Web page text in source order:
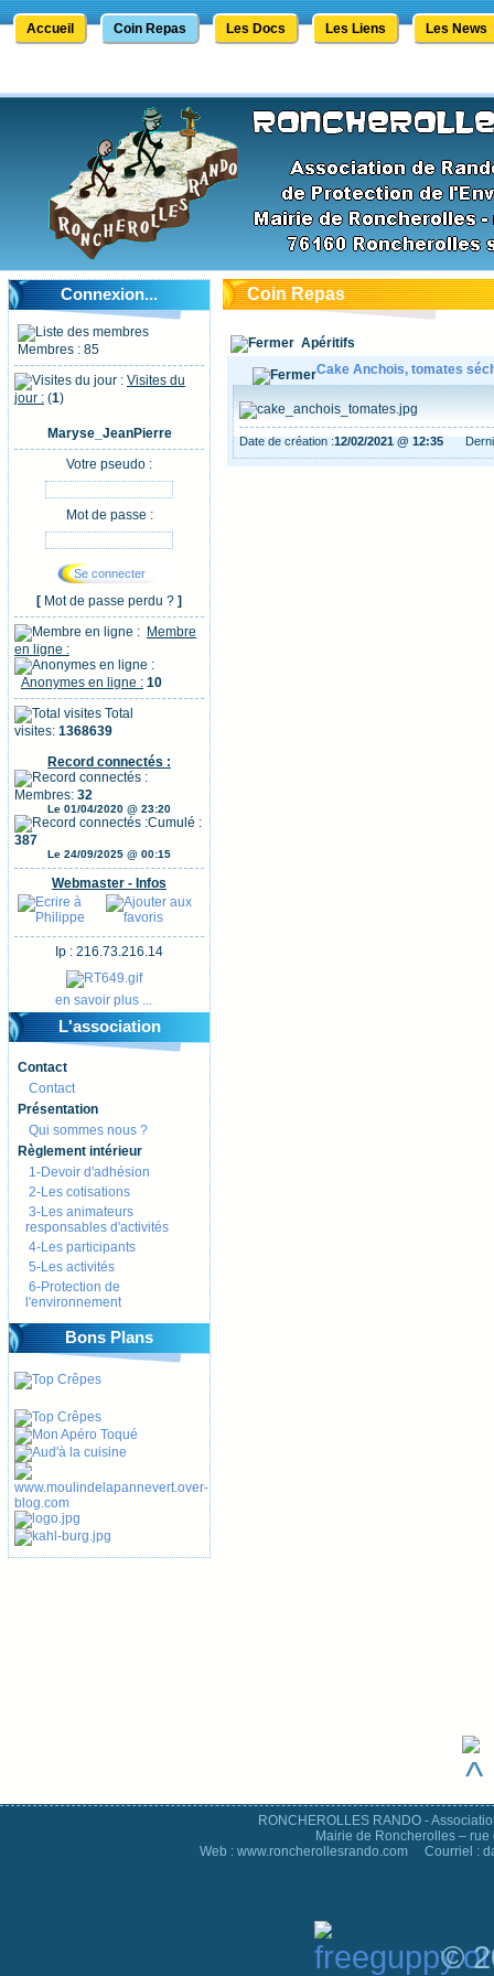
Accueil Coin Repas Les Docs Les Liens Les News
Connexion...
Membres : 85
Visites du
jour : (1)
Maryse_JeanPierre
Votre pseudo :
Mot de passe :
[ Mot de passe perdu ? ]
Membre
en ligne :
Anonymes en ligne : 10
Total
visites: 1368639
Record connectés :
Membres: 32
Le 01/04/2020 @ 23:20
Cumulé :
387
Le 24/09/2025 @ 00:15
Webmaster - Infos
Ip : 216.73.216.14
en savoir plus ...
L'association
Contact
Contact
Présentation
Qui sommes nous ?
Règlement intérieur
1-Devoir d'adhésion
2-Les cotisations
3-Les animateurs
responsables d'activités
4-Les participants
5-Les activités
6-Protection de
l'environnement
Bons Plans
Coin Repas
Apéritifs
Cake Anchois, tomates
Date de création :12/02/2021 @ 12:35
RONCHEROLLES RANDO -
Mairie de Roncherolles –
Web : www.roncherollesrando.com Courriel :
©